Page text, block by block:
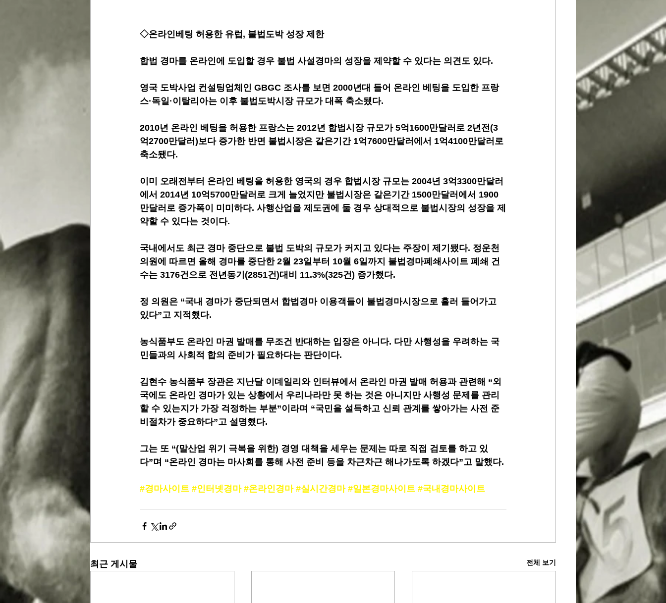
◇온라인베팅 허용한 유럽, 불법도박 성장 제한
합법 경마를 온라인에 도입할 경우 불법 사설경마의 성장을 제약할 수 있다는 의견도 있다.
영국 도박사업 컨설팅업체인 GBGC 조사를 보면 2000년대 들어 온라인 베팅을 도입한 프랑
스·독일·이탈리아는 이후 불법도박시장 규모가 대폭 축소됐다.
2010년 온라인 베팅을 허용한 프랑스는 2012년 합법시장 규모가 5억1600만달러로 2년전(3
억2700만달러)보다 증가한 반면 불법시장은 같은기간 1억7600만달러에서 1억4100만달러로
축소됐다.
이미 오래전부터 온라인 베팅을 허용한 영국의 경우 합법시장 규모는 2004년 3억3300만달러
에서 2014년 10억5700만달러로 크게 늘었지만 불법시장은 같은기간 1500만달러에서 1900
만달러로 증가폭이 미미하다. 사행산업을 제도권에 둘 경우 상대적으로 불법시장의 성장을 제
약할 수 있다는 것이다.
국내에서도 최근 경마 중단으로 불법 도박의 규모가 커지고 있다는 주장이 제기됐다. 정운천
의원에 따르면 올해 경마를 중단한 2월 23일부터 10월 6일까지 불법경마폐쇄사이트 폐쇄 건
수는 3176건으로 전년동기(2851건)대비 11.3%(325건) 증가했다.
정 의원은 “국내 경마가 중단되면서 합법경마 이용객들이 불법경마시장으로 흘러 들어가고
있다”고 지적했다.
농식품부도 온라인 마권 발매를 무조건 반대하는 입장은 아니다. 다만 사행성을 우려하는 국
민들과의 사회적 합의 준비가 필요하다는 판단이다.
김현수 농식품부 장관은 지난달 이데일리와 인터뷰에서 온라인 마권 발매 허용과 관련해 “외
국에도 온라인 경마가 있는 상황에서 우리나라만 못 하는 것은 아니지만 사행성 문제를 관리
할 수 있는지가 가장 걱정하는 부분”이라며 “국민을 설득하고 신뢰 관계를 쌓아가는 사전 준
비절차가 중요하다”고 설명했다.
그는 또 “(말산업 위기 극복을 위한) 경영 대책을 세우는 문제는 따로 직접 검토를 하고 있
다”며 “온라인 경마는 마사회를 통해 사전 준비 등을 차근차근 해나가도록 하겠다”고 말했다.
#경마사이트 #인터넷경마 #온라인경마 #실시간경마 #일본경마사이트 #국내경마사이트
최근 게시물 전체 보기